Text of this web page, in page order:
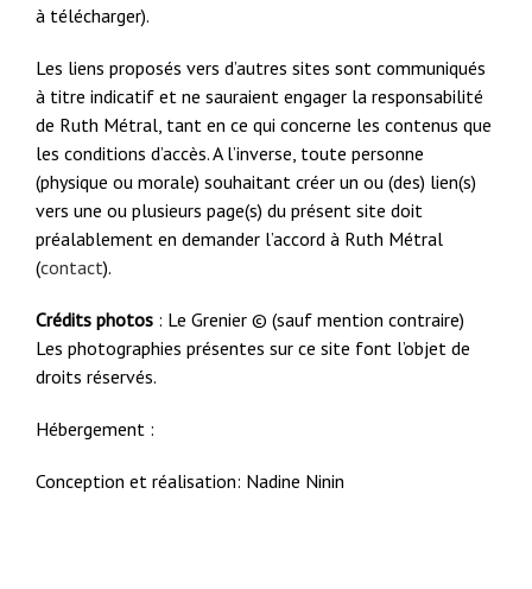
à télécharger).
Les liens proposés vers d’autres sites sont communiqués
à titre indicatif et ne sauraient engager la responsabilité
de Ruth Métral, tant en ce qui concerne les contenus que
les conditions d’accès. A l’inverse, toute personne
(physique ou morale) souhaitant créer un ou (des) lien(s)
vers une ou plusieurs page(s) du présent site doit
préalablement en demander l’accord à Ruth Métral
(contact).
Crédits photos : Le Grenier © (sauf mention contraire)
Les photographies présentes sur ce site font l’objet de
droits réservés.
Hébergement :
Conception et réalisation: Nadine Ninin